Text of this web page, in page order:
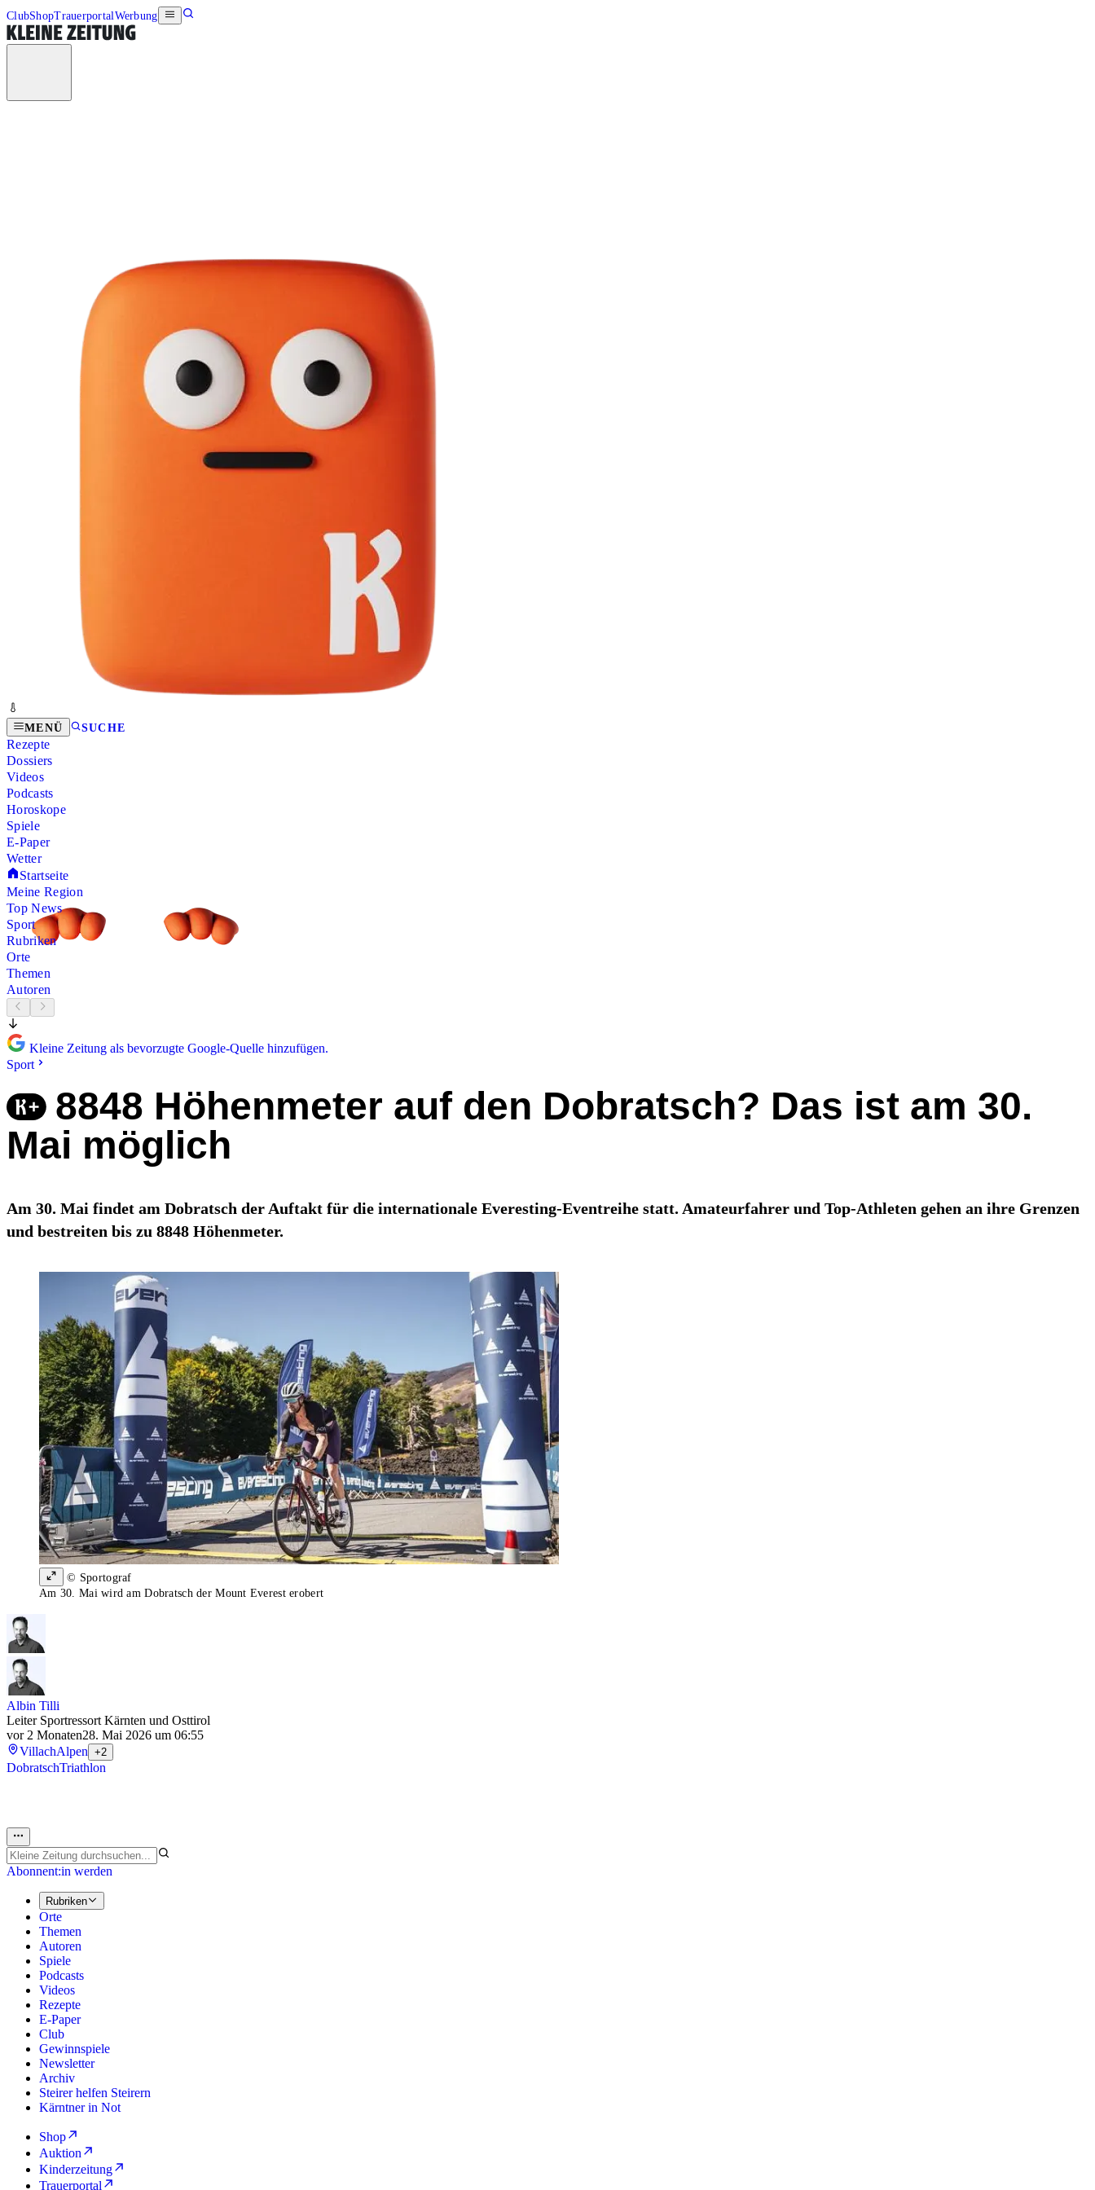
ClubShopTrauerportalWerbung
MENÜ SUCHE
Rezepte
Dossiers
Videos
Podcasts
Horoskope
Spiele
E-Paper
Wetter
Startseite
Meine Region
Top News
Sport
Rubriken
Orte
Themen
Autoren
Kleine Zeitung als bevorzugte Google-Quelle hinzufügen.
Sport
8848 Höhenmeter auf den Dobratsch? Das ist am 30.
Mai möglich
Am 30. Mai findet am Dobratsch der Auftakt für die internationale Everesting-Eventreihe statt. Amateurfahrer und Top-Athleten gehen an ihre Grenzen
und bestreiten bis zu 8848 Höhenmeter.
© Sportograf
Am 30. Mai wird am Dobratsch der Mount Everest erobert
Albin Tilli
Leiter Sportressort Kärnten und Osttirol
vor 2 Monaten28. Mai 2026 um 06:55
VillachAlpen +2
DobratschTriathlon
Abonnent:in werden
Rubriken
Orte
Themen
Autoren
Spiele
Podcasts
Videos
Rezepte
E-Paper
Club
Gewinnspiele
Newsletter
Archiv
Steirer helfen Steirern
Kärntner in Not
Shop
Auktion
Kinderzeitung
Trauerportal